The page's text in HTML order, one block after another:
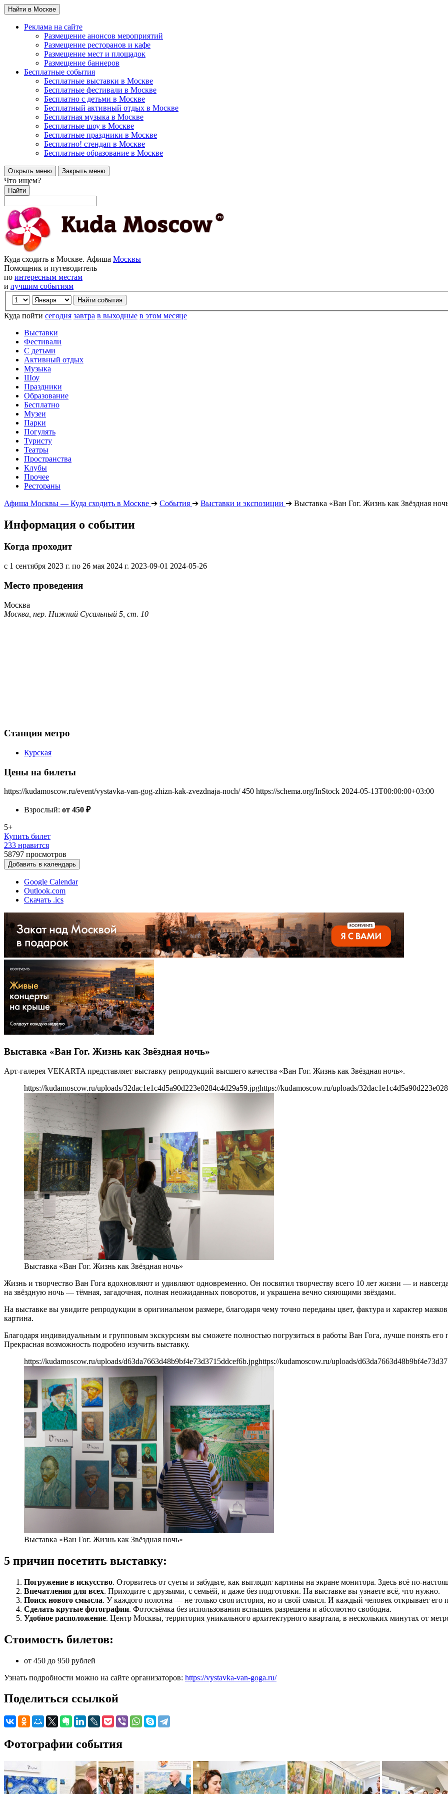
Найти в Москве
Реклама на сайте
Размещение анонсов мероприятий
Размещение ресторанов и кафе
Размещение мест и площадок
Размещение баннеров
Бесплатные события
Бесплатные выставки в Москве
Бесплатные фестивали в Москве
Бесплатно с детьми в Москве
Бесплатный активный отдых в Москве
Бесплатная музыка в Москве
Бесплатные шоу в Москве
Бесплатные праздники в Москве
Бесплатно! стендап в Москве
Бесплатные образование в Москве
Открыть меню Закрыть меню
Что ищем?
Найти
Куда сходить в Москве. Афиша Москвы
Помощник и путеводитель
по интересным местам
и лучшим событиям
Куда пойти сегодня завтра в выходные в этом месяце
Выставки
Фестивали
С детьми
Активный отдых
Музыка
Шоу
Праздники
Образование
Бесплатно
Музеи
Парки
Погулять
Туристу
Театры
Пространства
Клубы
Прочее
Рестораны
Афиша Москвы — Куда сходить в Москве ➔ События ➔ Выставки и экспозиции ➔ Выставка «Ван Гог. Жизнь как Звёздная
Информация о событии
Когда проходит
с 1 сентября 2023 г. по 26 мая 2024 г. 2023-09-01 2024-05-26
Место проведения
Москва
Москва, пер. Нижний Сусальный 5, ст. 10
Станция метро
Курская
Цены на билеты
https://kudamoscow.ru/event/vystavka-van-gog-zhizn-kak-zvezdnaja-noch/ 450 https://schema.org/InStock 2024-05-13T00:00:00+03:00
Взрослый: от 450 ₽
5+
Купить билет
233 нравится
58797 просмотров
Добавить в календарь
Google Calendar
Outlook.com
Скачать .ics
Выставка «Ван Гог. Жизнь как Звёздная ночь»
Арт-галерея VEKARTA представляет выставку репродукций высшего качества «Ван Гог. Жизнь как Звёздная ночь».
https://kudamoscow.ru/uploads/32dac1e1c4d5a90d223e0284c4d29a59.jpghttps://kudamoscow.ru/uploads/
Выставка «Ван Гог. Жизнь как Звёздная ночь»
Жизнь и творчество Ван Гога вдохновляют и удивляют одновременно. Он посвятил творчеству всего 10 лет жизни — и
на звёздную ночь — тёмная, загадочная, полная неожиданных поворотов, и украшена вечно сияющими звёздами.
На выставке вы увидите репродукции в оригинальном размере, благодаря чему точно переданы цвет, фактура и характер
картина.
Благодаря индивидуальным и групповым экскурсиям вы сможете полностью погрузиться в работы Ван Гога, лучше понять его
Прекрасная возможность подробно изучить выставку.
https://kudamoscow.ru/uploads/d63da7663d48b9bf4e73d3715ddcef6b.jpghttps://kudamoscow.ru/uploads/
Выставка «Ван Гог. Жизнь как Звёздная ночь»
5 причин посетить выставку:
Погружение в искусство. Оторвитесь от суеты и забудьте, как выглядят картины на экране монитора. Здесь всё по-
Впечатления для всех. Приходите с друзьями, с семьёй, и даже без подготовки. На выставке вы узнаете всё, что нужно.
Поиск нового смысла. У каждого полотна — не только своя история, но и свой смысл. И каждый человек открывает его
Сделать крутые фотографии. Фотосъёмка без использования вспышек разрешена и абсолютно свободна.
Удобное расположение. Центр Москвы, территория уникального архитектурного квартала, в нескольких минутах от
Стоимость билетов:
от 450 до 950 рублей
Узнать подробности можно на сайте организаторов: https://vystavka-van-goga.ru/
Поделиться ссылкой
Фотографии события